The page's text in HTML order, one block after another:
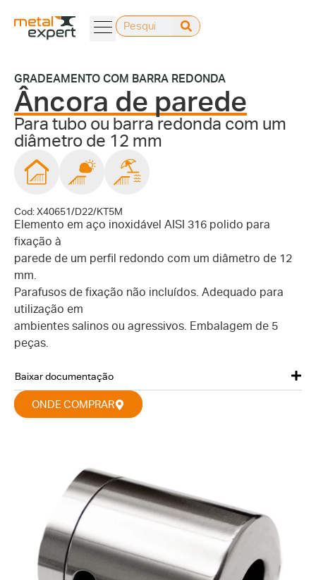
GRADEAMENTO COM BARRA REDONDA
Âncora de parede
Para tubo ou barra redonda com um
diâmetro de 12 mm
Cod: X40651/D22/KT5M
Elemento em aço inoxidável AISI 316 polido para
fixação à
parede de um perfil redondo com um diâmetro de 12
mm.
Parafusos de fixação não incluídos. Adequado para
utilização em
ambientes salinos ou agressivos. Embalagem de 5
peças.
Baixar documentação
ONDE COMPRAR